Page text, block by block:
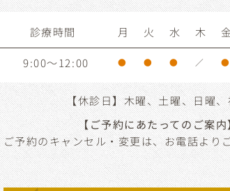
診療時間 月 火 水 木
9:00～12:00
● ● ● ／ ●
【休診日】木曜、土曜、日曜
【ご予約にあたってのご案内
ご予約のキャンセル・変更は、お電話より